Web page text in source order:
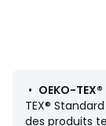
• Température
• Température
• Séchage en
• OEKO-
TEX®
des produits